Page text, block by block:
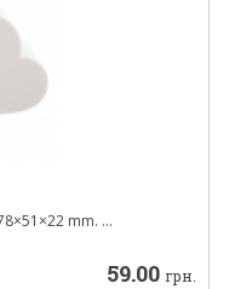
mm. ...
59.00 грн.